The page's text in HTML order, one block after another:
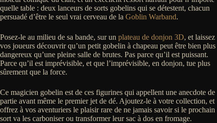
quelle table : deux lanceurs de sorts gobelins qui se détestent, chacun
persuadé d’être le seul vrai cerveau de la Goblin Warband.
Posez-le au milieu de sa bande, sur un plateau de donjon 3D, et laissez
vos joueurs découvrir qu’un petit gobelin à chapeau peut être bien plus
dangereux qu’une pleine salle de brutes. Pas parce qu’il est puissant.
Parce qu’il est imprévisible, et que l’imprévisible, en donjon, tue plus
sûrement que la force.
Ce magicien gobelin est de ces figurines qui appellent une anecdote de
partie avant même le premier jet de dé. Ajoutez-le à votre collection, et
offrez à vos aventuriers le plaisir rare de ne jamais savoir si le prochain
sort va les carboniser ou transformer leur sac à dos en fromage.